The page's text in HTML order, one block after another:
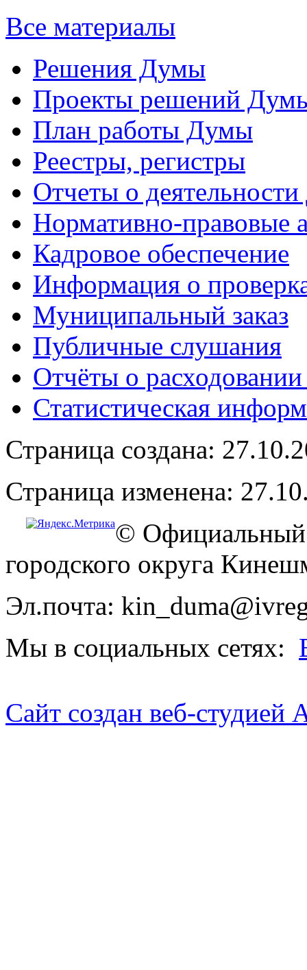
Все материалы
Решения Думы
Проекты решений
План работы Думы
Реестры, регистры
Отчеты о
Нормативно-правовые
Кадровое обеспечение
Информация о
Муниципальный заказ
Публичные слушания
Отчёты о
Статистическая
Страница создана:
Страница изменена:
© Официальный
городского округа
Эл.почта:
Мы в социальных сетях:
Сайт создан веб-студией